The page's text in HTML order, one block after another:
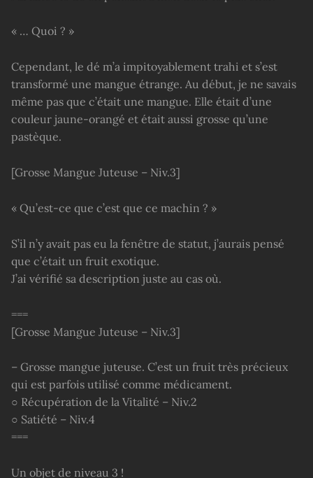
« … Quoi ? »
Cependant, le dé m’a impitoyablement trahi et s’est
transformé une mangue étrange. Au début, je ne savais
même pas que c’était une mangue. Elle était d’une
couleur jaune-orangé et était aussi grosse qu’une
pastèque.
[Grosse Mangue Juteuse – Niv.3]
« Qu’est-ce que c’est que ce machin ? »
S’il n’y avait pas eu la fenêtre de statut, j’aurais pensé
que c’était un fruit exotique.
J’ai vérifié sa description juste au cas où.
===
[Grosse Mangue Juteuse – Niv.3]
– Grosse mangue juteuse. C’est un fruit très précieux
qui est parfois utilisé comme médicament.
○ Récupération de la Vitalité – Niv.2
○ Satiété – Niv.4
===
Un objet de niveau 3 !